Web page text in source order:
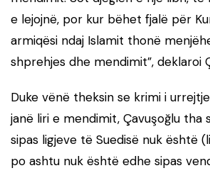
e lejojnë, por kur bëhet fjalë për
armiqësi ndaj Islamit thonë
shprehjes dhe mendimit”, deklaroi
Duke vënë theksin se krimi i
janë liri e mendimit, Çavuşoğlu tha
sipas ligjeve të Suedisë nuk është
po ashtu nuk është edhe sipas